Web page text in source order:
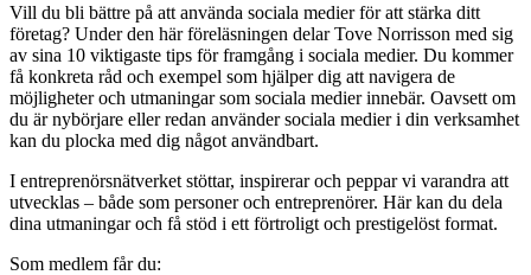
Vill du bli bättre på att använda sociala medier för att stärka ditt
företag? Under den här föreläsningen delar Tove Norrisson med sig
av sina 10 viktigaste tips för framgång i sociala medier. Du kommer
få konkreta råd och exempel som hjälper dig att navigera de
möjligheter och utmaningar som sociala medier innebär. Oavsett om
du är nybörjare eller redan använder sociala medier i din verksamhet
kan du plocka med dig något användbart.
I entreprenörsnätverket stöttar, inspirerar och peppar vi varandra att
utvecklas – både som personer och entreprenörer. Här kan du dela
dina utmaningar och få stöd i ett förtroligt och prestigelöst format.
Som medlem får du: